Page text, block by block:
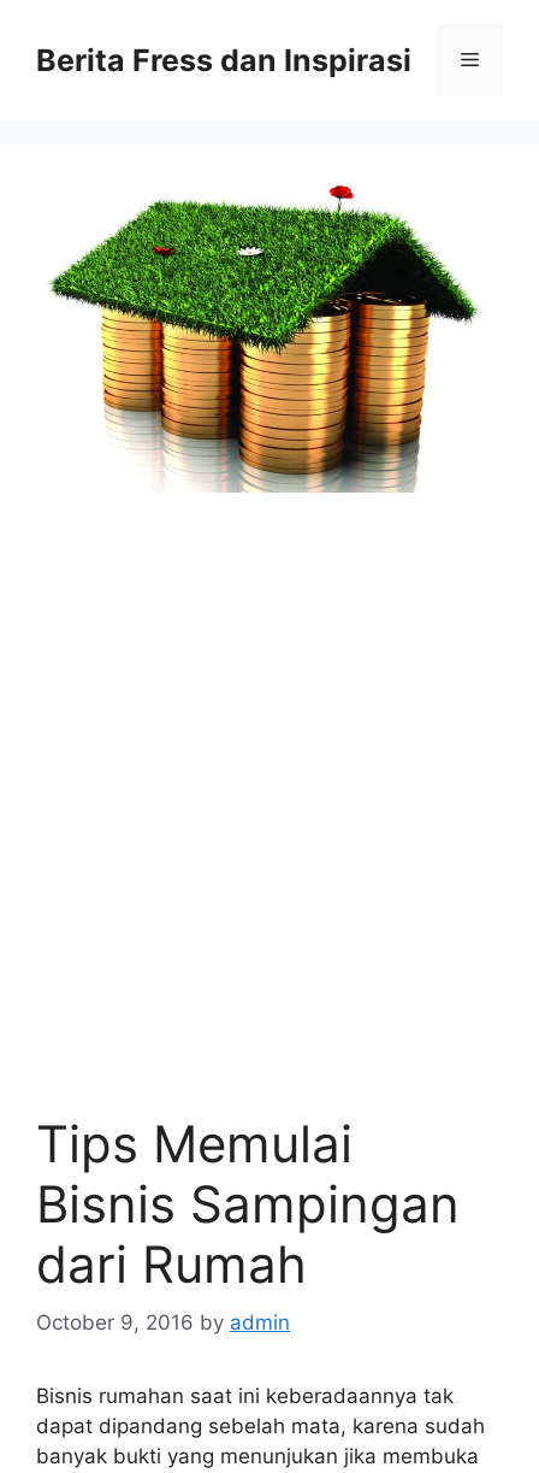
contentBerita Fress dan Inspirasi Menu
Tips Memulai
Bisnis Sampingan
dari Rumah
October 9, 2016 by admin
Bisnis rumahan saat ini keberadaannya tak
dapat dipandang sebelah mata, karena sudah
banyak bukti yang menunjukan jika membuka